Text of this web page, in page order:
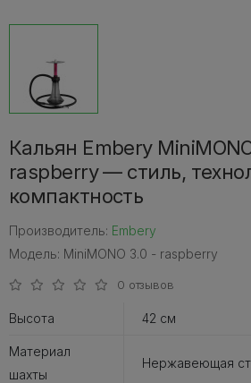
Кальян Embery
raspberry — стиль,
компактность
Производитель: Embery
Модель: MiniMONO 3.0 - raspberry
0 отзывов
Высота 42 см
Материал
шахты
Нержавеющая